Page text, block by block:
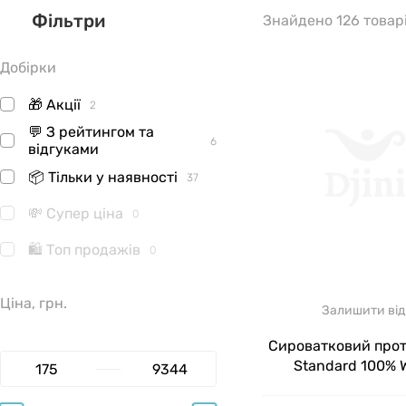
ДЕ
Продукція
Фільтри Знайдено 126
Добірки
🎁 Акції 2
💬 З рейтингом та
відгуками
6
📦 Тільки у наявності 37
💸 Супер ціна 0
🛍 Топ продажів 0
Ціна, грн. Залишити
Сироватковий
Standard 100%